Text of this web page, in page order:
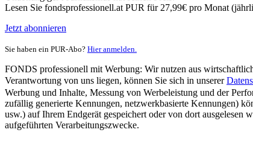
Lesen Sie fondsprofessionell.at PUR für 27,99€ pro Monat
Jetzt abonnieren
Sie haben ein PUR-Abo? Hier anmelden.
FONDS professionell mit Werbung: Wir nutzen aus
Verantwortung von uns liegen, können Sie sich in unserer
Werbung und Inhalte, Messung von Werbeleistung und der
zufällig generierte Kennungen, netzwerkbasierte Kennungen)
usw.) auf Ihrem Endgerät gespeichert oder von dort ausgelesen
aufgeführten Verarbeitungszwecke.